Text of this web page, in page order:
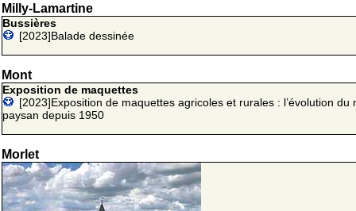
Milly-Lamartine
Bussières
[2023]Balade dessinée
Mont
Exposition de maquettes
[2023]Exposition de maquettes agricoles et rurales : l’évolution du
paysan depuis 1950
Morlet